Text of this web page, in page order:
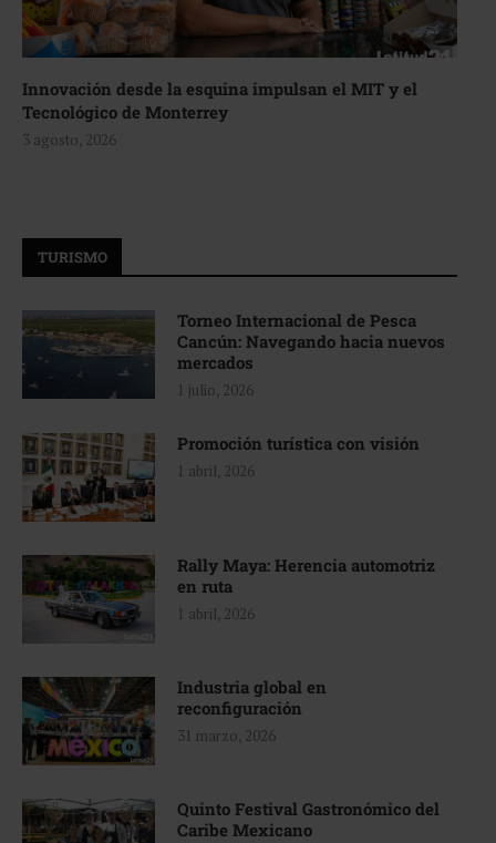
Innovación desde la esquina impulsan el MIT y el
Tecnológico de Monterrey
3 agosto, 2026
TURISMO
Torneo Internacional de Pesca
Cancún: Navegando hacia nuevos
mercados
1 julio, 2026
Promoción turística con visión
1 abril, 2026
Rally Maya: Herencia automotriz
en ruta
1 abril, 2026
Industria global en
reconfiguración
31 marzo, 2026
Quinto Festival Gastronómico del
Caribe Mexicano